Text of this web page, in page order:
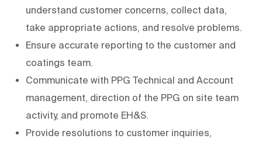
understand customer concerns, collect data,
take appropriate actions, and resolve problems.
Ensure accurate reporting to the customer and
coatings team.
Communicate with PPG Technical and Account
management, direction of the PPG on site team
activity, and promote EH&S.
Provide resolutions to customer inquiries,